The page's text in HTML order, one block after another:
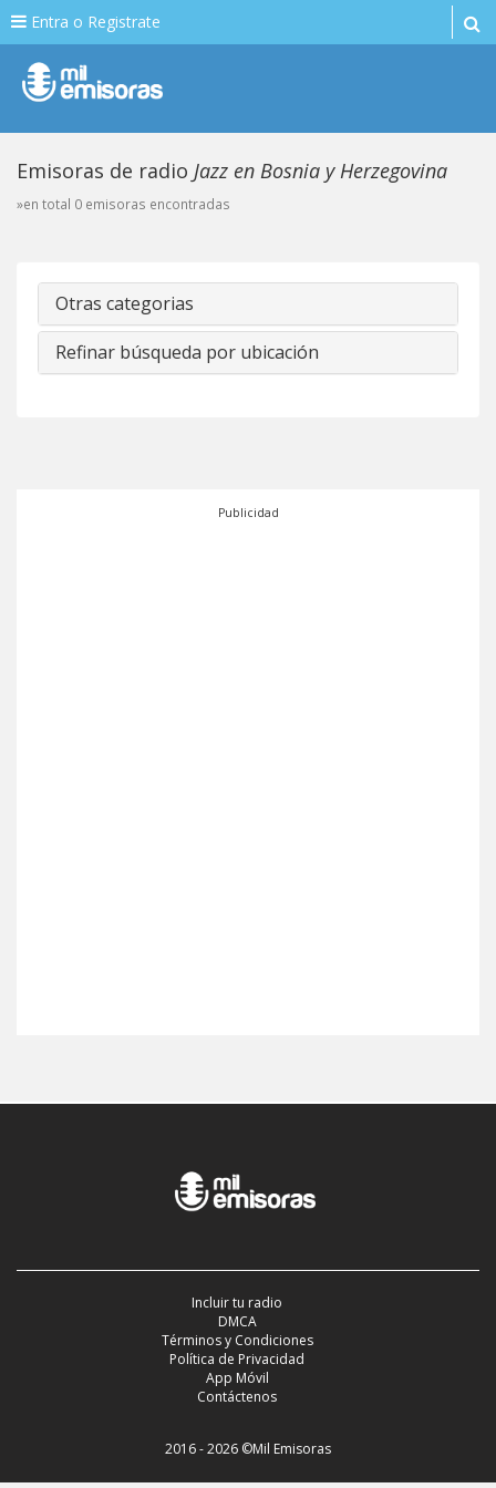
Entra o Registrate
Emisoras de radio Jazz en Bosnia y Herzegovina
»en total 0 emisoras encontradas
Otras categorias
Refinar búsqueda por ubicación
Publicidad
Incluir tu radio
DMCA
Términos y Condiciones
Política de Privacidad
App Móvil
Contáctenos
2016 - 2026 ©Mil Emisoras